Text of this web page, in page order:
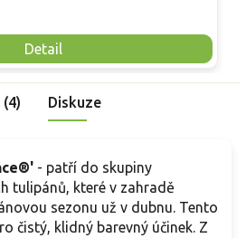
Detail
tvoří elegantní habitus bez
°C a spolehlivá vitalita z něj dělají
pěstitele.
Diskuze
- patří do skupiny
tulipánů, které v zahradě
sezonu už v dubnu. Tento
čistý, klidný barevný účinek. Z